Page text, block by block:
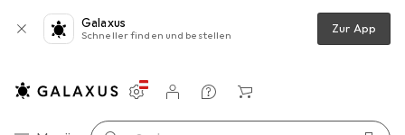
Galaxus
Schneller finden und bestellen Zur App
Navigation nach Kategorien
Einstellungen
Kundenkonto
Vergleichslisten
Merklisten
Warenkorb